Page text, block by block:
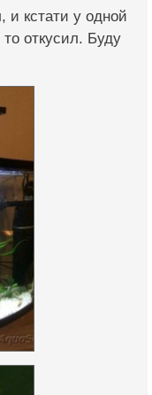
и кстати у одной
откусил. Буду